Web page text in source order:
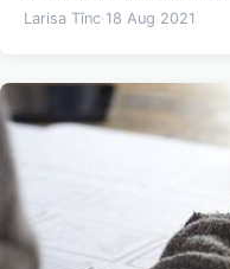
care aceștia îl vor avea
Larisa Tînc· 18 Aug 2021